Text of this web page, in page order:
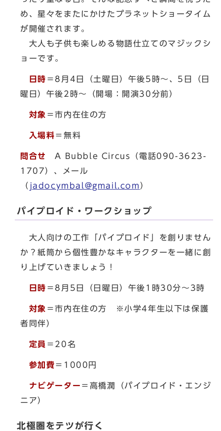
め、星々をまたにかけたプラネットショータイム
が開催されます。
大人も子供も楽しめる物語仕立てのマジックシ
ョーです。
日時 ＝8月4日（土曜日）午後5時～、5日（日
曜日）午後2時～（開場：開演30分前）
対象 ＝市内在住の方
入場料＝無料
問合せ
A Bubble Circus（電話090-3623-
1707）、メール
（ jadocymbal@gmail.com ）
パイプロイド・ワークショップ
大人向けの工作「パイプロイド」を創りません
か？紙筒から個性豊かなキャラクターを一緒に創
り上げていきましょう！
日時 ＝8月5日（日曜日）午後1時30分～3時
対象 ＝市内在住の方 ※小学4年生以下は保護
者同伴）
定員 ＝20名
参加費＝1000円
ナビゲーター ＝高橋潤（パイプロイド・エンジ
ニア）
北極圏をテツが行く